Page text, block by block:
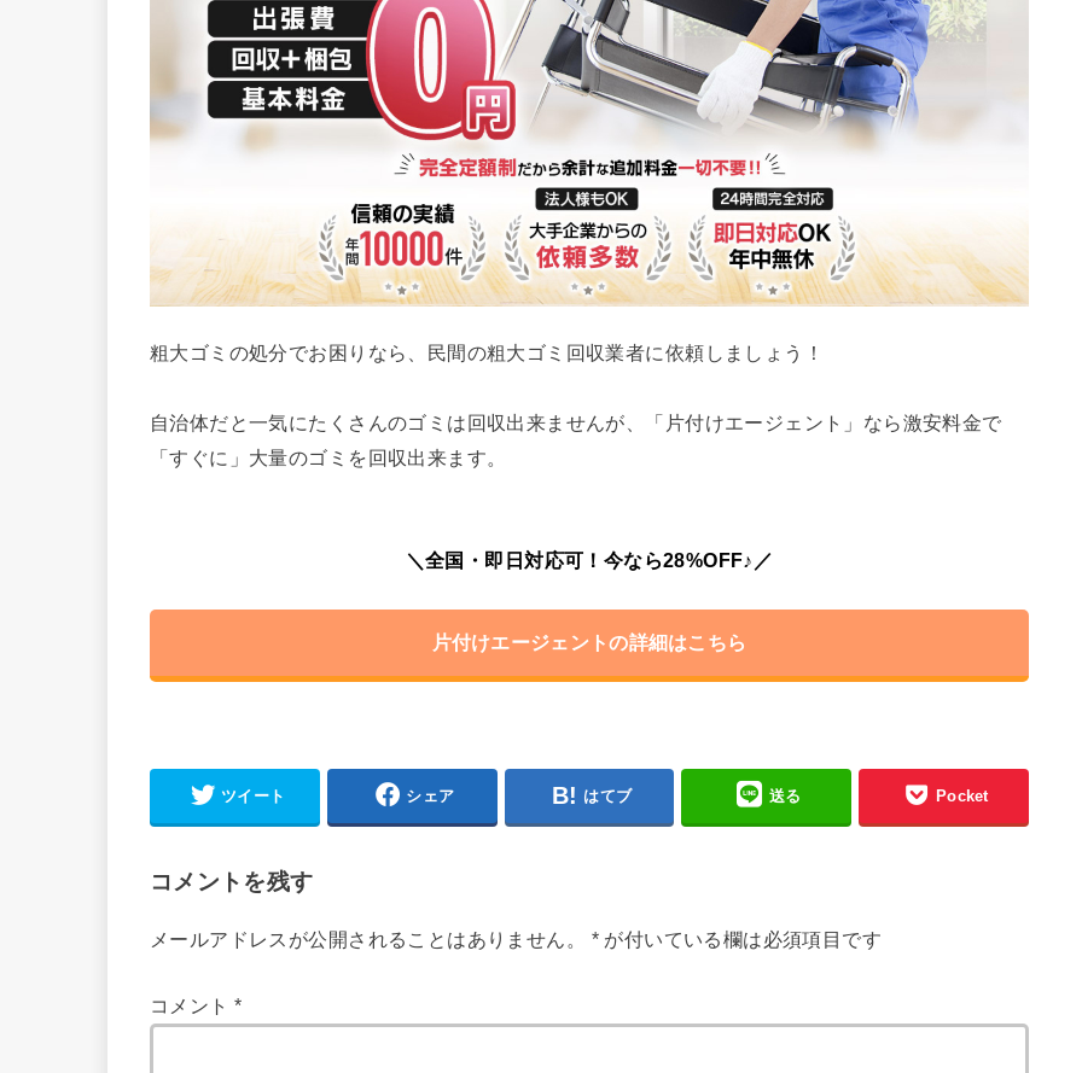
粗大ゴミの処分でお困りなら、民間の粗大ゴミ回収業者に依頼しましょう！
自治体だと一気にたくさんのゴミは回収出来ませんが、「片付けエージェント」なら激安料金で
「すぐに」大量のゴミを回収出来ます。
＼全国・即日対応可！今なら28%OFF♪／
片付けエージェントの詳細はこちら
ツイート シェア はてブ 送る Pocket
コメントを残す
メールアドレスが公開されることはありません。 *が付いている欄は必須項目です
コメント*